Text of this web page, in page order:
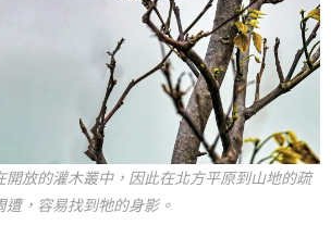
開放的灌木叢中，因此在北方平原到山地的疏
，容易找到牠的身影。